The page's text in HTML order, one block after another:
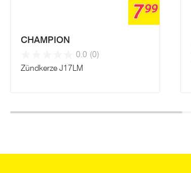
799
CHAMPION
0.0 (0)
Zündkerze J17LM